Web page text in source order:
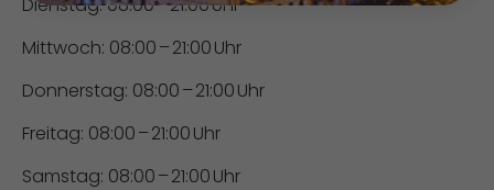
Mittwoch: 08:00 – 21:00 Uhr
Donnerstag: 08:00 – 21:00 Uhr
Freitag: 08:00 – 21:00 Uhr
Samstag: 08:00 – 21:00 Uhr